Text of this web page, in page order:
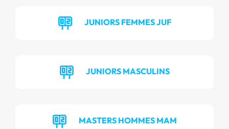
JUNIORS FEMMES JUF
JUNIORS MASCULINS
MASTERS HOMMES MAM